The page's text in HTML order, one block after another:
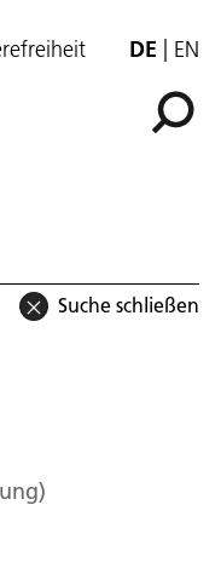
DE EN
Suche schließen